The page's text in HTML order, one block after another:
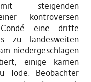
steigenden
kontroversen
Condé eine dritte
zu landesweiten
niedergeschlagen
einige kamen
Tode. Beobachter